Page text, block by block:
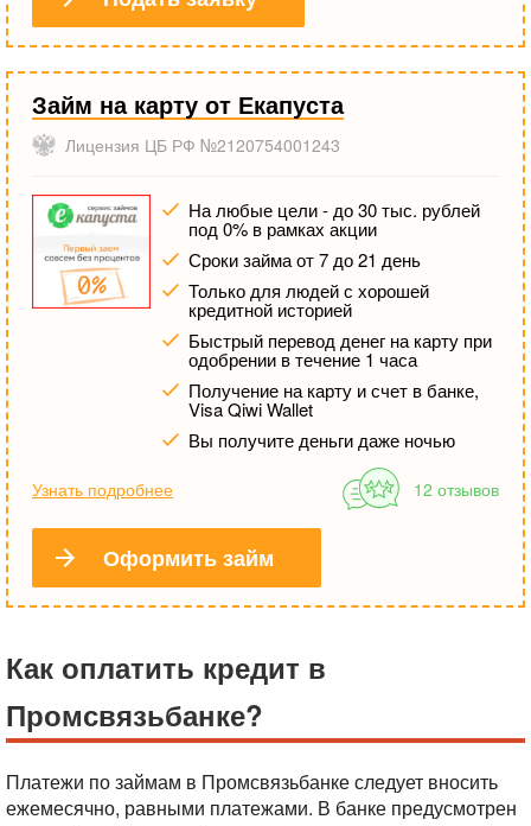
Займ на карту от Екапуста
Лицензия ЦБ РФ №2120754001243
На любые цели - до 30 тыс. рублей
под 0% в рамках акции
Сроки займа от 7 до 21 день
Только для людей с хорошей
кредитной историей
Быстрый перевод денег на карту при
одобрении в течение 1 часа
Получение на карту и счет в банке,
Visa Qiwi Wallet
Вы получите деньги даже ночью
Узнать подробнее 12 отзывов
Оформить займ
Как оплатить кредит в
Промсвязьбанке?
Платежи по займам в Промсвязьбанке следует вносить
ежемесячно, равными платежами. В банке предусмотрен